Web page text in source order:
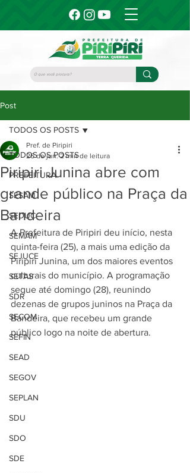
Post
TODOS OS POSTS
PREFEITURA
SESAM
SEDUC
SEMAM
SEJUCE
SETAS
SDR
SECOM
SEFIN
SEAD
SEGOV
SEPLAN
SDU
SDO
SDE
TODOS OS POSTS
Piripiri Junina abre com
grande público na Praça da
Bandeira
Pref. de Piripiri
26 de jun. 2 min de leitura
A Prefeitura de Piripiri deu início, nesta
quinta-feira (25), a mais uma edição da
Piripiri Junina, um dos maiores eventos
culturais do município. A programação
segue até domingo (28), reunindo
dezenas de grupos juninos na Praça da
Bandeira, que recebeu um grande
público logo na noite de abertura.